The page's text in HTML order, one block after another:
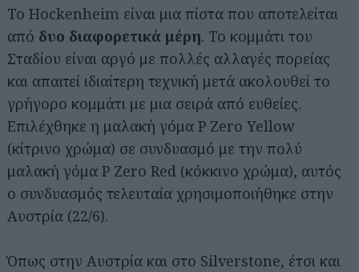
Το Hockenheim είναι μια πίστα που αποτελείται
από δυο διαφορετικά μέρη. Το κομμάτι του
Σταδίου είναι αργό με πολλές αλλαγές πορείας
και απαιτεί ιδιαίτερη τεχνική μετά ακολουθεί το
γρήγορο κομμάτι με μια σειρά από ευθείες.
Επιλέχθηκε η μαλακή γόμα P Zero Yellow
(κίτρινο χρώμα) σε συνδυασμό με την πολύ
μαλακή γόμα P Zero Red (κόκκινο χρώμα), αυτός
ο συνδυασμός τελευταία χρησιμοποιήθηκε στην
Αυστρία (22/6).
Όπως στην Αυστρία και στο Silverstone, έτσι και